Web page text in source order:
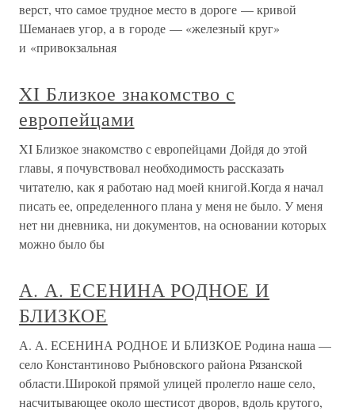
верст, что самое трудное место в дороге — кривой
Шеманаев угор, а в городе — «железный круг»
и «привокзальная
XI Близкое знакомство с
европейцами
XI Близкое знакомство с европейцами Дойдя до этой
главы, я почувствовал необходимость рассказать
читателю, как я работаю над моей книгой.Когда я начал
писать ее, определенного плана у меня не было. У меня
нет ни дневника, ни документов, на основании которых
можно было бы
А. А. ЕСЕНИНА РОДНОЕ И
БЛИЗКОЕ
А. А. ЕСЕНИНА РОДНОЕ И БЛИЗКОЕ Родина наша —
село Константиново Рыбновского района Рязанской
области.Широкой прямой улицей пролегло наше село,
насчитывающее около шестисот дворов, вдоль крутого,